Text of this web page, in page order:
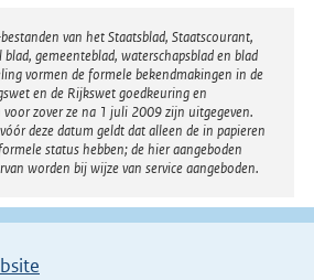
van het Staatsblad, Staatscourant,
gemeenteblad, waterschapsblad en blad
vormen de formele bekendmakingen in de
en de Rijkswet goedkeuring en
zover ze na 1 juli 2009 zijn uitgegeven.
deze datum geldt dat alleen de in papieren
status hebben; de hier aangeboden
worden bij wijze van service aangeboden.